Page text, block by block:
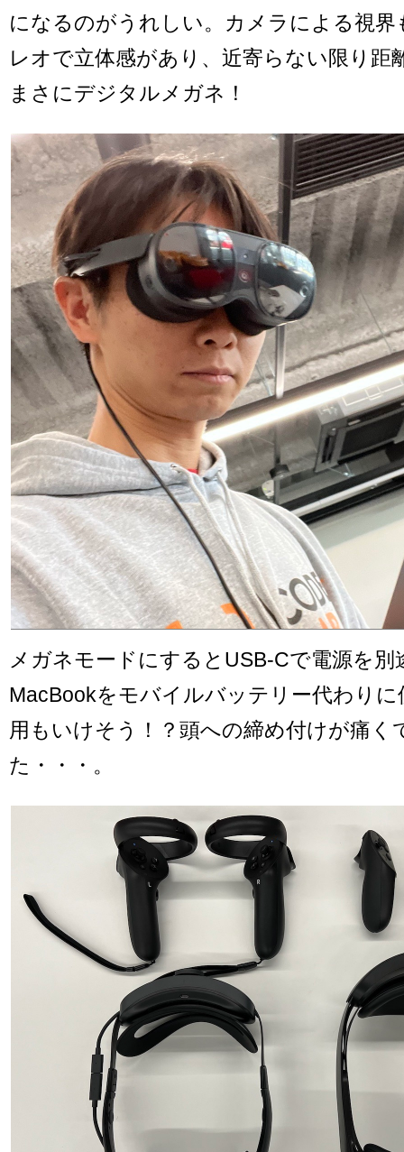
になるのがうれしい。カメラによる視
レオで立体感があり、近寄らない限り距
まさにデジタルメガネ！
メガネモードにするとUSB-Cで電源を別
MacBookをモバイルバッテリー代わり
用もいけそう！？頭への締め付けが痛く
た・・・。